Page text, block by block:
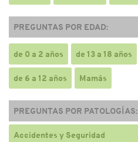
PREGUNTAS POR EDAD:
de 0 a 2 años de 13 a 18 años
de 6 a 12 años Mamás
PREGUNTAS POR PATOLOGÍAS:
Accidentes y Seguridad